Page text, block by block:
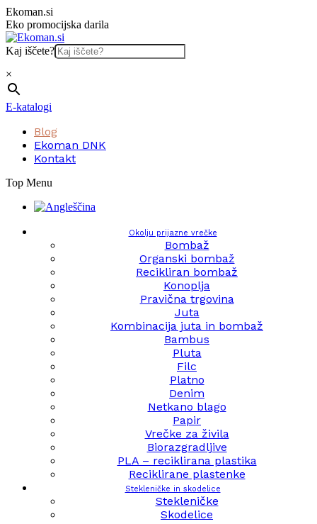
Skip
to
content
Ekoman.si
Eko promocijska darila
Kaj iščete?
×
E-katalogi
Blog
Ekoman DNK
Kontakt
Top Menu
Okolju prijazne vrečke
Bombaž
Organski bombaž
Recikliran bombaž
Konoplja
Pravična trgovina
Juta
Kombinacija juta in bombaž
Bambus
Pluta
Filc
Platno
Denim
Netkano blago
Papir
Vrečke za živila
Biorazgradljive
PLA – reciklirana plastika
Reciklirane plastenke
Stekleničke in skodelice
Stekleničke
Skodelice